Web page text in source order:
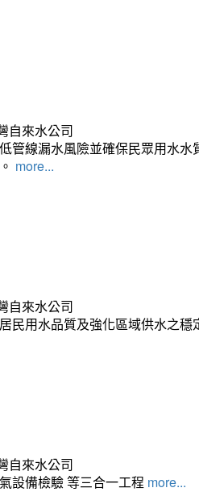
自來水公司
管線漏水風險並確保民眾用水
more...
自來水公司
民用水品質及強化區域供水之
自來水公司
設備檢驗 等三合一工程 more...